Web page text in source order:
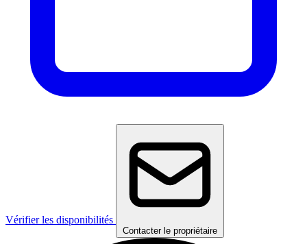
Vérifier les disponibilités
Contacter le propriétaire